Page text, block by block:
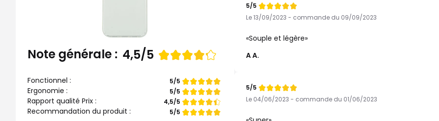
Note générale : Note
4,5/5
Fonctionnel :
Note
de
5/5
Ergonomie :
Note
de
5/5
Rapport qualité Prix :
Note
de
4,5/5
Recommandation du produit :
Note
5/5
Note
de
5/5
Le 13/09/2023 - commande du 09/09/2023
Souple et légère
A A.
Note
de
5/5
Le 04/06/2023 - commande du 01/06/2023